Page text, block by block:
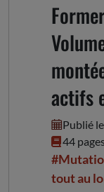
actifs
Publié
44
tout au